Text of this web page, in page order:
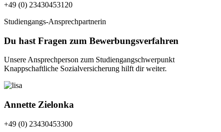
+49 (0) 23430453120
Studiengangs-Ansprechpartnerin
Du hast Fragen zum Bewerbungsverfahren
Unsere Ansprechperson zum Studiengangschwerpunkt
Knappschaftliche Sozialversicherung hilft dir weiter.
Annette Zielonka
+49 (0) 23430453300